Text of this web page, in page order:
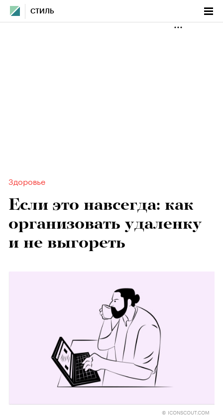
СТИЛЬ
Здоровье
Если это навсегда: как
организовать удаленку
и не выгореть
© ICONSCOUT.COM